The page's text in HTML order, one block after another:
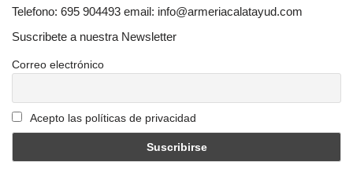
Telefono: 695 904493 email: info@armeriacalatayud.com
Suscribete a nuestra Newsletter
Correo electrónico
Acepto las políticas de privacidad